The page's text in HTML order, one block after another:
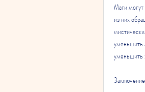
Маги
из них
уменьшить
уменьшить
Заключение